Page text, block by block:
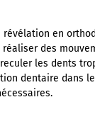
en
réaliser des
les dents
dentaire dans